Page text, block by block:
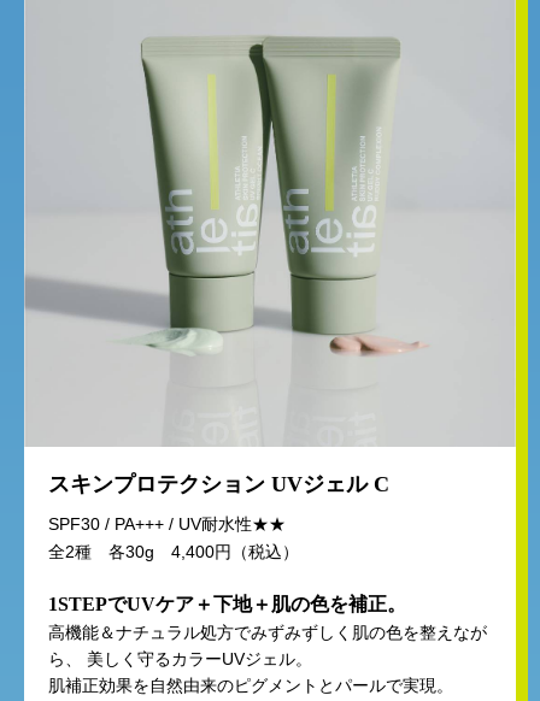
スキンプロテクション UVジェル C
SPF30 / PA+++ / UV耐水性★★
全2種 各30g 4,400円（税込）
1STEPでUVケア＋下地＋肌の色を補正。
高機能＆ナチュラル処方でみずみずしく肌の色を整えなが
ら、
美しく守るカラーUVジェル。
肌補正効果を自然由来のピグメントとパールで実現。